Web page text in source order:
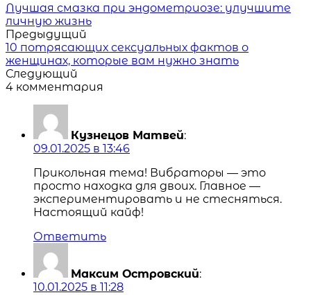
Читать
похожие
статьи
Лучшая смазка при эндометриозе: улучшите
личную жизнь
Предыдущий
10 потрясающих сексуальных фактов о
женщинах, которые вам нужно знать
Следующий
4 комментария
Кузнецов Матвей:
09.01.2025 в 13:46
Прикольная тема! Вибраторы — это
просто находка для двоих. Главное —
экспериментировать и не стесняться.
Настоящий кайф!
Ответить
Максим Островский:
10.01.2025 в 11:28